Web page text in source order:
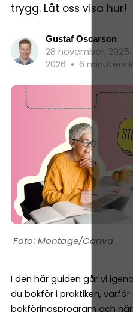
trygg. Låt oss visa hur!
Gustaf Oscarson
28 november, 2025
2026 • 6 minuters
Montage/Canva
I den här guiden går vi
du bokför i praktiken,
bokföringsprogram och